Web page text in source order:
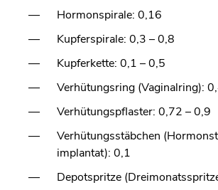
Hormonspirale: 0,16
Kupferspirale: 0,3 – 0,8
Kupferkette: 0,1 – 0,5
Verhütungsring (Vaginalring):
Verhütungspflaster: 0,72 – 0,9
Verhütungsstäbchen
implantat): 0,1
Depotspritze